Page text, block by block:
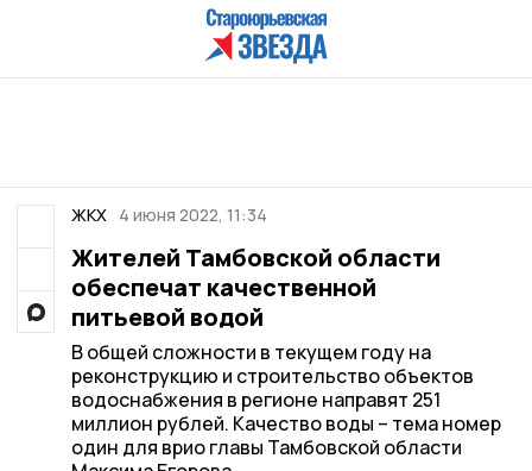
ЖКХ 4 июня 2022, 11:34
Жителей Тамбовской области
обеспечат качественной
питьевой водой
В общей сложности в текущем году на
реконструкцию и строительство объектов
водоснабжения в регионе направят 251
миллион рублей. Качество воды – тема номер
один для врио главы Тамбовской области